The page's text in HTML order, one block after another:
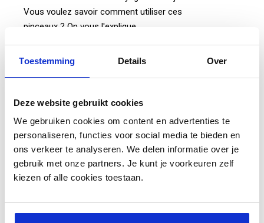
Toestemming Details Over
Deze website gebruikt cookies
We gebruiken cookies om content en advertenties te
personaliseren, functies voor social media te bieden en
ons verkeer te analyseren. We delen informatie over je
gebruik met onze partners. Je kunt je voorkeuren zelf
kiezen of alle cookies toestaan.
Vous voulez savoir comment utiliser ces
pinceaux ? On vous l'explique.
Qu'est-ce qu'une brosse
circulaire ?
Une brosse à jantes est une brosse conçue pour
nettoyer vos jantes. La forme spéciale de ces
brosses facilite le passage entre et derrière les
jantes, de sorte qu'elles ont non seulement l'air
propres, mais aussi vraiment propres. Ces
et tailles. Par exemple, vous pouvez opter pour